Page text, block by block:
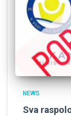
NEWS
Sva